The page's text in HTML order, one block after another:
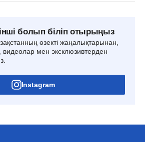
болып біліп отырыңыз
өзекті жаңалықтарынан,
видеолар мен эксклюзивтерден
Instagram